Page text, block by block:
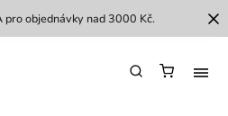
pro objednávky nad 3000 Kč.